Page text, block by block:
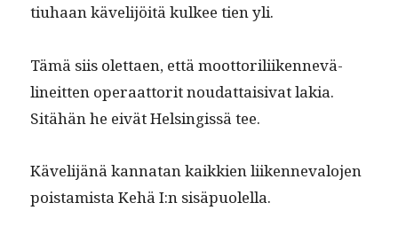
tiuhaan käveli­jöitä kul­kee tien yli.
Tämä siis olet­taen, että moot­to­rili­iken­nevä­
lineit­ten oper­aat­torit nou­dat­taisi­vat lakia.
Sitähän he eivät Helsingis­sä tee.
Käveli­jänä kan­natan kaikkien liiken­neval­o­jen
pois­tamista Kehä I:n sisäpuolella.